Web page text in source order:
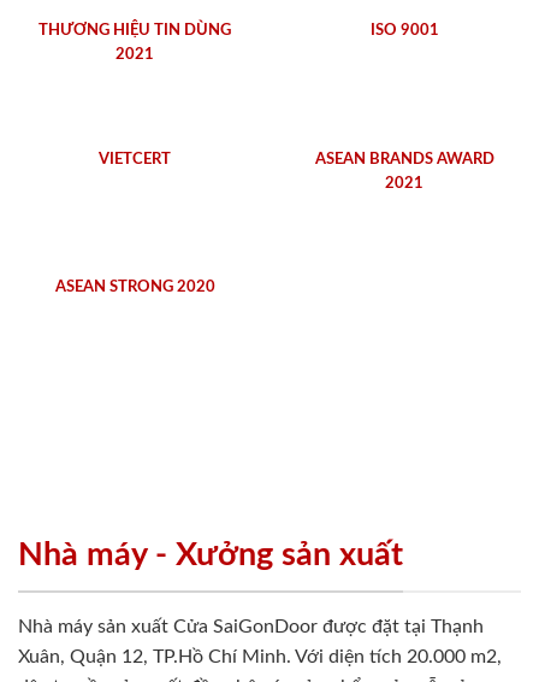
THƯƠNG HIỆU TIN DÙNG
2021
ISO 9001
VIETCERT
ASEAN BRANDS AWARD
2021
ASEAN STRONG 2020
Nhà máy - Xưởng sản xuất
Nhà máy sản xuất Cửa SaiGonDoor được đặt tại Thạnh
Xuân, Quận 12, TP.Hồ Chí Minh. Với diện tích 20.000 m2,